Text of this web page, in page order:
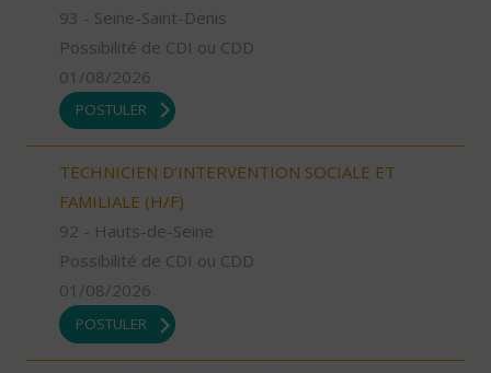
93 - Seine-Saint-Denis
Possibilité de CDI ou CDD
01/08/2026
POSTULER
TECHNICIEN D’INTERVENTION SOCIALE ET
FAMILIALE (H/F)
92 - Hauts-de-Seine
Possibilité de CDI ou CDD
01/08/2026
POSTULER